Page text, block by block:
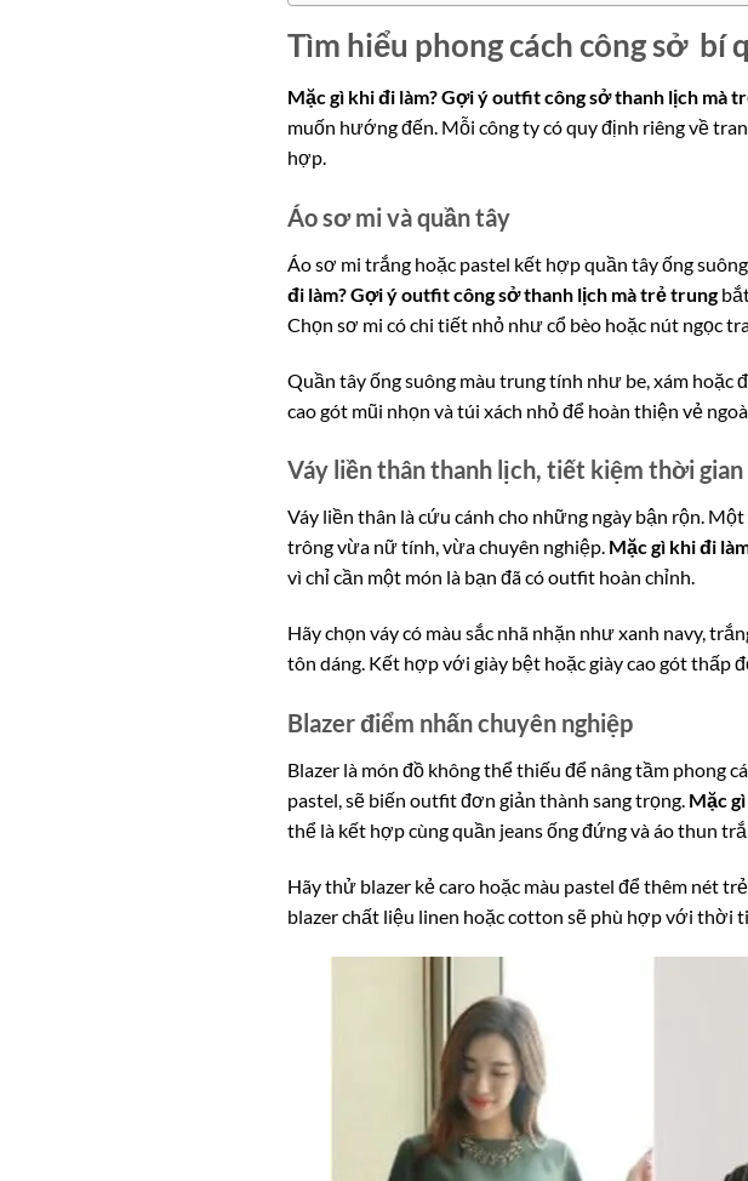
Tìm hiểu phong cách công sở bí
Mặc gì khi đi làm? Gợi ý outfit công sở thanh lịch mà
muốn hướng đến. Mỗi công ty có quy định riêng về
hợp.
Áo sơ mi và quần tây
Áo sơ mi trắng hoặc pastel kết hợp quần tây ống
đi làm? Gợi ý outfit công sở thanh lịch mà trẻ trungbắt
Chọn sơ mi có chi tiết nhỏ như cổ bèo hoặc nút ngọc
Quần tây ống suông màu trung tính như be, xám hoặc
cao gót mũi nhọn và túi xách nhỏ để hoàn thiện vẻ
Váy liền thân thanh lịch, tiết kiệm thời gian
Váy liền thân là cứu cánh cho những ngày bận rộn.
trông vừa nữ tính, vừa chuyên nghiệp. Mặc gì khi đi
vì chỉ cần một món là bạn đã có outfit hoàn chỉnh.
Hãy chọn váy có màu sắc nhã nhặn như xanh navy,
tôn dáng. Kết hợp với giày bệt hoặc giày cao gót thấp
Blazer điểm nhấn chuyên nghiệp
Blazer là món đồ không thể thiếu để nâng tầm phong
pastel, sẽ biến outfit đơn giản thành sang trọng. Mặc
thể là kết hợp cùng quần jeans ống đứng và áo thun
Hãy thử blazer kẻ caro hoặc màu pastel để thêm nét
blazer chất liệu linen hoặc cotton sẽ phù hợp với thời